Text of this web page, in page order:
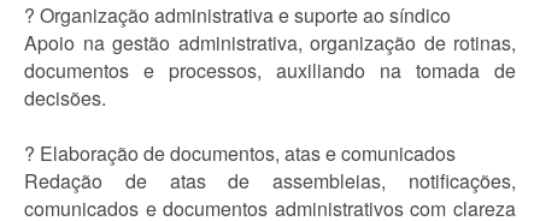
? Organização administrativa e suporte ao síndico
Apoio na gestão administrativa, organização de rotinas,
documentos e processos, auxiliando na tomada de
decisões.
? Elaboração de documentos, atas e comunicados
Redação de atas de assembleias, notificações,
comunicados e documentos administrativos com clareza